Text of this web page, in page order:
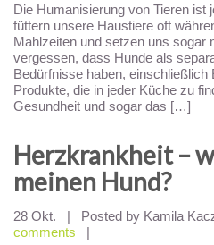
Die Humanisierung von Tieren ist
füttern unsere Haustiere oft
Mahlzeiten und setzen uns sogar
vergessen, dass Hunde als
Bedürfnisse haben,
Produkte, die in jeder Küche zu
Gesundheit und sogar das […]
Herzkrankheit –
meinen Hund?
28 Okt. | Posted by Kamila
comments
|